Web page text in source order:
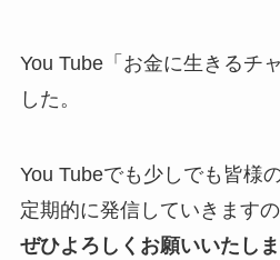
You Tube「お金に生きるチ
した。
You Tubeでも少しでも皆様
定期的に発信していきます
ぜひよろしくお願いいたしま